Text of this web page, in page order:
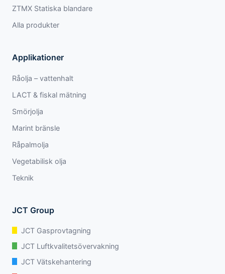
ZTMX Statiska blandare
Alla produkter
Applikationer
Råolja – vattenhalt
LACT & fiskal mätning
Smörjolja
Marint bränsle
Råpalmolja
Vegetabilisk olja
Teknik
JCT Group
JCT Gasprovtagning
JCT Luftkvalitetsövervakning
JCT Vätskehantering